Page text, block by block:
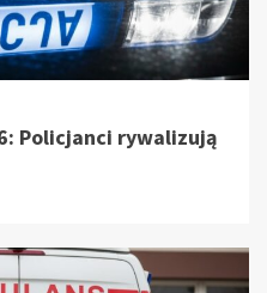
Policjanci rywalizują